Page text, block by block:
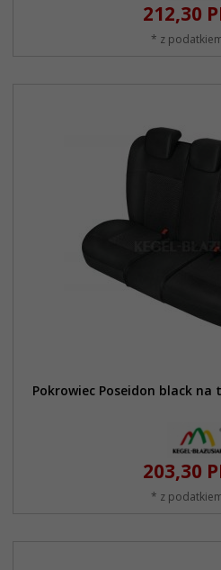
212,30
* z
Pokrowiec Poseidon black
203,30
* z